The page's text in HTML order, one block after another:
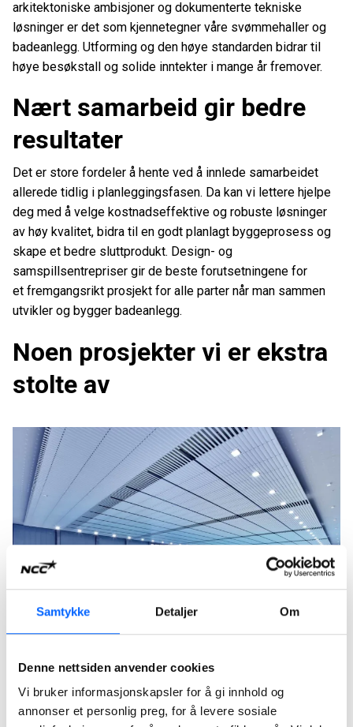
Samtykke Detaljer Om
Denne nettsiden anvender cookies
Vi bruker informasjonskapsler for å gi innhold og
annonser et personlig preg, for å levere sosiale
arkitektoniske ambisjoner og dokumenterte tekniske
løsninger er det som kjennetegner våre svømmehaller og
badeanlegg. Utforming og den høye standarden bidrar til
høye besøkstall og solide inntekter i mange år fremover.
Nært samarbeid gir bedre
resultater
Det er store fordeler å hente ved å innlede samarbeidet
allerede tidlig i planleggingsfasen. Da kan vi lettere hjelpe
deg med å velge kostnadseffektive og robuste løsninger
av høy kvalitet, bidra til en godt planlagt byggeprosess og
skape et bedre sluttprodukt. Design- og
samspillsentrepriser gir de beste forutsetningene for
et fremgangsrikt prosjekt for alle parter når man sammen
utvikler og bygger badeanlegg.
Noen prosjekter vi er ekstra
stolte av
Rud svømmehall i Bærum
NCCs bygging av Rud svømmehall i Bærum er ferdigstilt,
og 5.mars 2021 ble det moderne og klimaeffektive